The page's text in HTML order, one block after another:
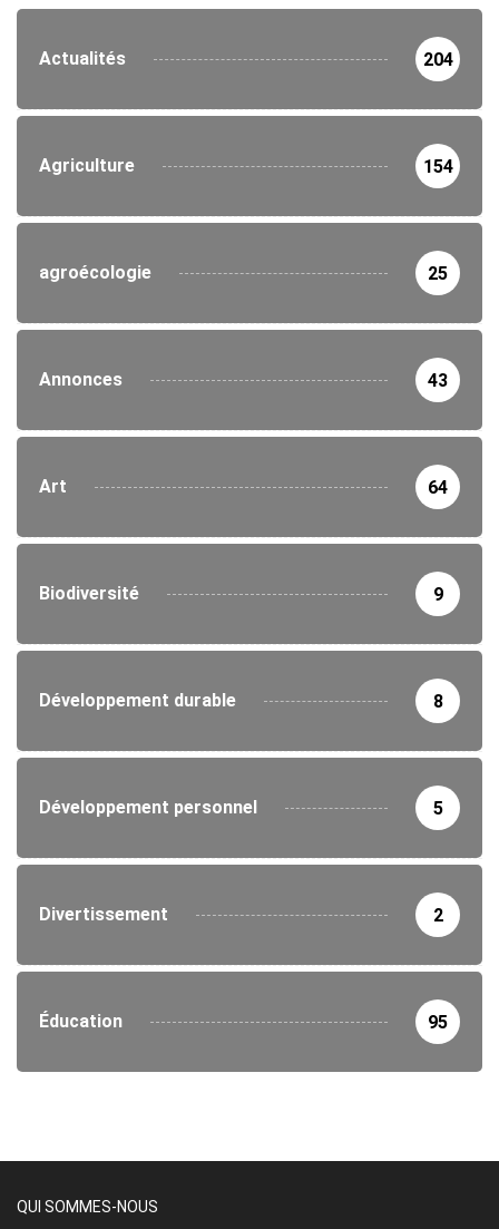
Actualités 204
Agriculture 154
agroécologie 25
Annonces 43
Art 64
Biodiversité 9
Développement durable 8
Développement personnel 5
Divertissement 2
Éducation 95
QUI SOMMES-NOUS